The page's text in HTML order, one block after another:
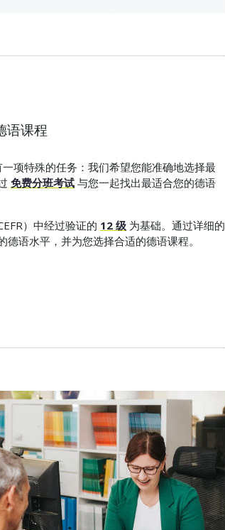
语课程
项特殊的任务：我们希望您能准确地选择最
免费分班考试 与您一起找出最适合您的德语
）中经过验证的 12 级 为基础。通过详细的
语水平，并为您选择合适的德语课程。